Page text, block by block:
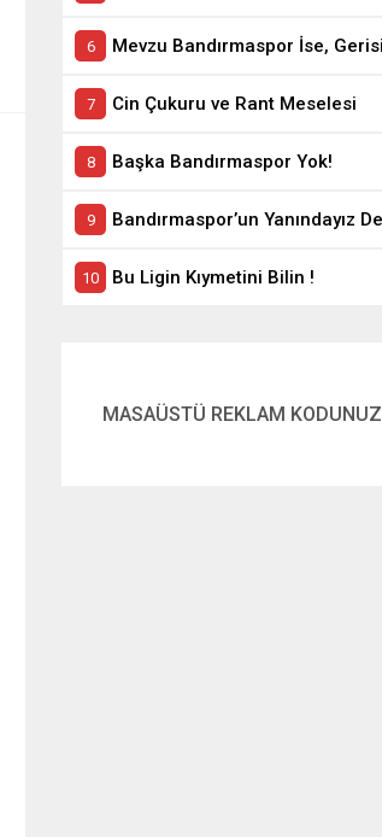
Cin Çukuru ve Rant Meselesi
Başka Bandırmaspor Yok!
Bu Ligin Kıymetini Bilin !
MASAÜSTÜ REKLAM KODUNUZ